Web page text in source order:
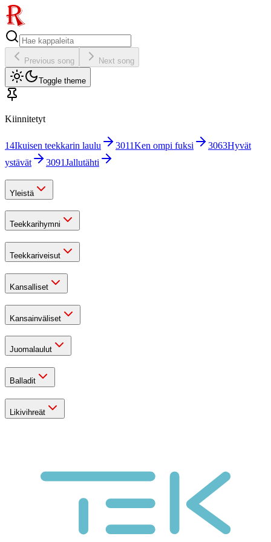
Previous song Next song
Toggle theme
Kiinnitetyt
14Ikuisen teekkarin laulu 3011Ken ompi fuksi 3063Hyvät
ystävät
3091Jallutähti
Yleistä
Teekkarihymni
Teekkariveisut
Kansalliset
Kansainväliset
Juomalaulut
Balladit
Likivihreät